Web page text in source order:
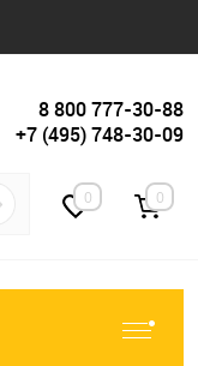
8 800 777-30-88
+7 (495) 748-30-09
0 0